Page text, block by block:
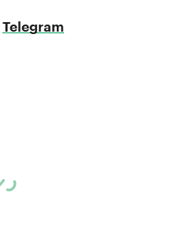
Telegram